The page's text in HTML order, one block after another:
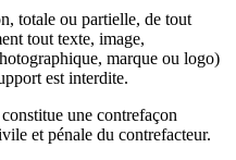
totale ou partielle, de tout
tout texte, image,
marque ou logo)
est interdite.
une contrefaçon
et pénale du contrefacteur.